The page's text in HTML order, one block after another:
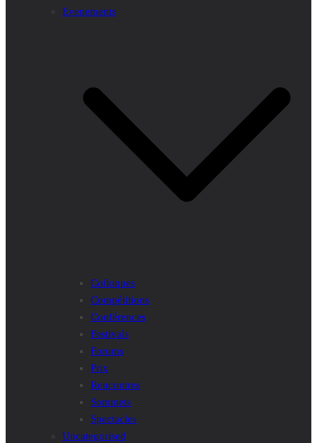
Evenements
Colloques
Compétitions
Conférences
Festivals
Forums
Prix
Rencontres
Sommets
Spectacles
Uncategorised